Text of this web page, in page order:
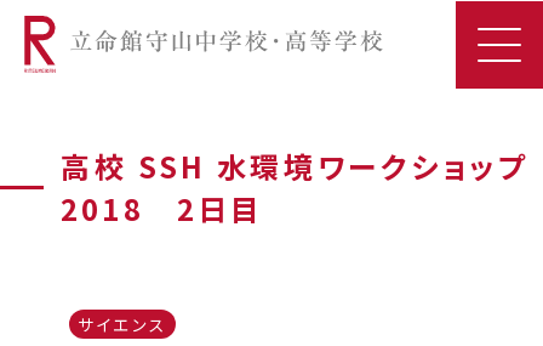
高校 SSH 水環境ワークショップ
2018 2日目
サイエンス